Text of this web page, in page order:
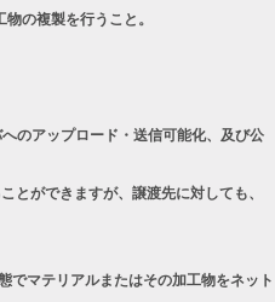
の複製を行うこと。
のアップロード・送信可能化、及び公
ができますが、譲渡先に対しても、
マテリアルまたはその加工物をネット